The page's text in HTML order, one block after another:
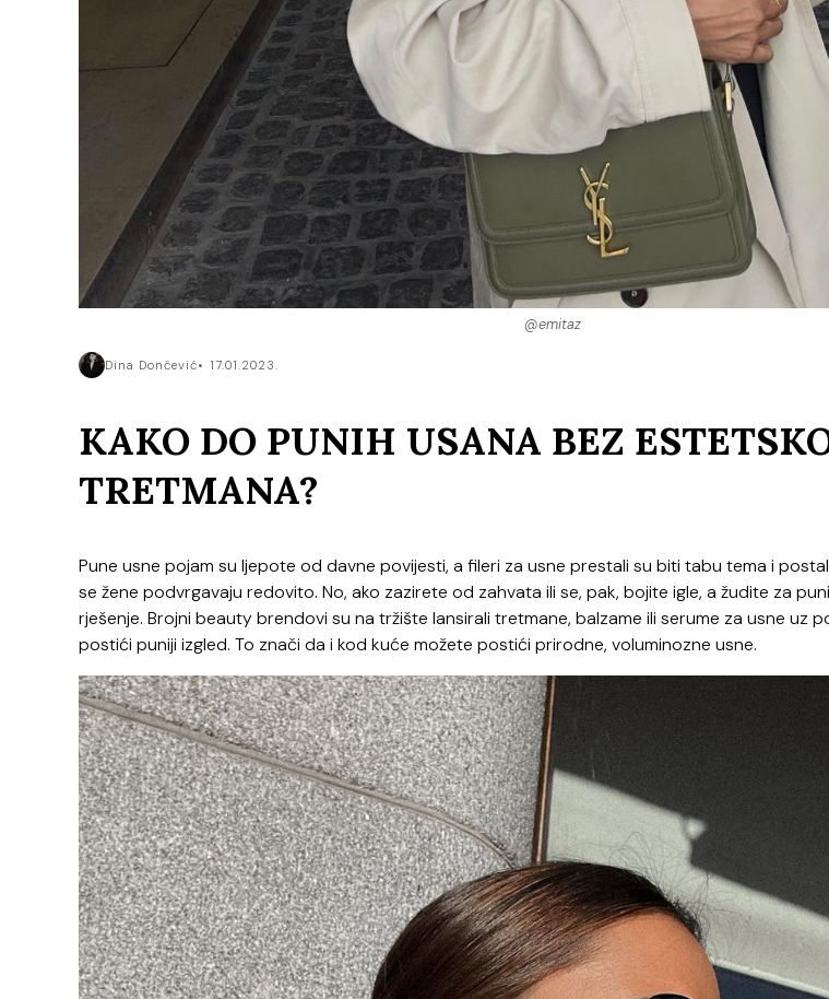
@emitaz
Dina Dončević 17.01.2023.
KAKO DO PUNIH USANA BEZ
TRETMANA?
Pune usne pojam su ljepote od davne povijesti, a fileri za usne prestali su biti tabu tema i
se žene podvrgavaju redovito. No, ako zazirete od zahvata ili se, pak, bojite igle, a žudite za
rješenje. Brojni beauty brendovi su na tržište lansirali tretmane, balzame ili serume za usne uz
postići puniji izgled. To znači da i kod kuće možete postići prirodne, voluminozne usne.